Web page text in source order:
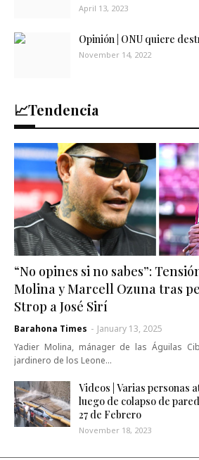
April 13, 2023
Opinión | ONU quiere
November 14, 2022
📈Tendencia
“No opines si no sabes”:
Molina y Marcell Ozuna tras
Strop a José Sirí
Barahona Times - January 13, 2025
Yadier Molina, mánager de las Águilas
jardinero de los Leone…
Videos | Varias personas
luego de colapso de
27 de Febrero
November 18, 2023